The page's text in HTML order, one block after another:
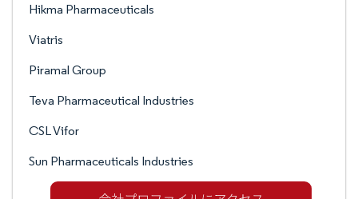
Hikma Pharmaceuticals
Viatris
Piramal Group
Teva Pharmaceutical Industries
CSL Vifor
Sun Pharmaceuticals Industries